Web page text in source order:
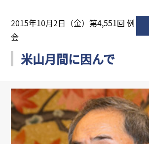
歴史
特徴
リンク
会員専用ページ
2015年10月2日（金）第4,551回 例
会
米山月間に因んで